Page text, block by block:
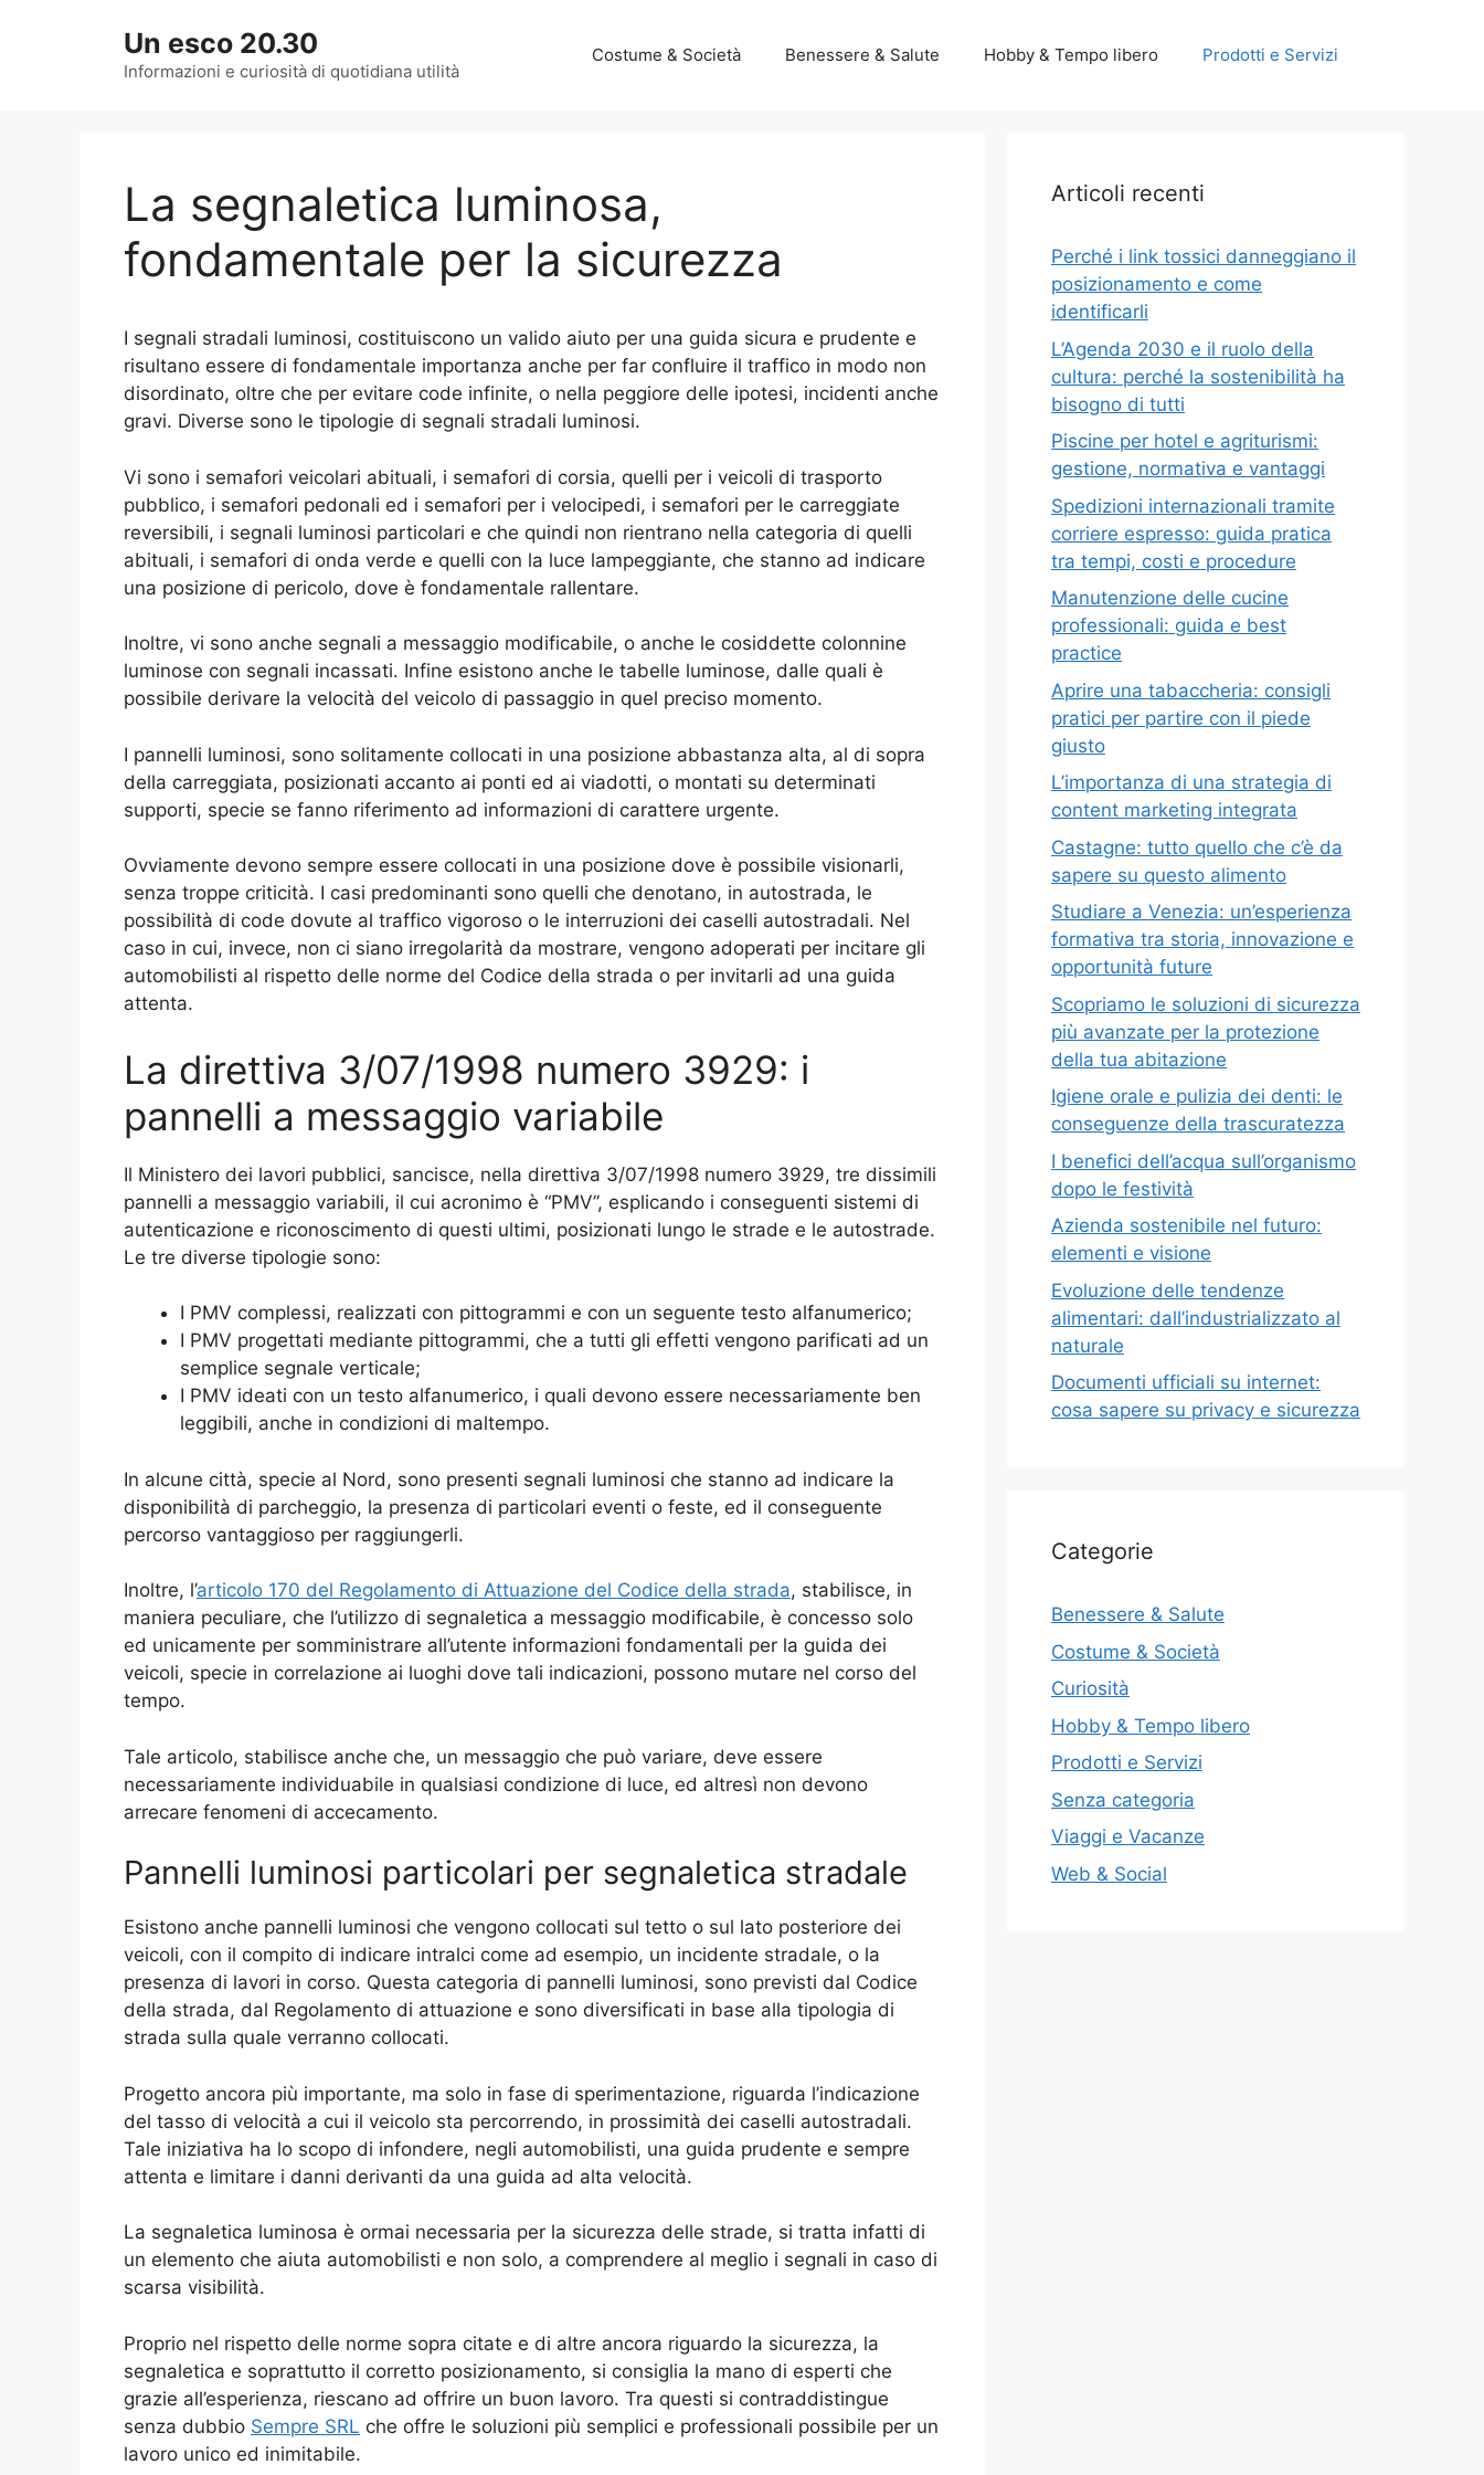
Un esco 20.30
Informazioni e curiosità di quotidiana utilità
Costume & Società Benessere & Salute Hobby & Tempo libero Prodotti e Servizi
La segnaletica luminosa,
fondamentale per la sicurezza
I segnali stradali luminosi, costituiscono un valido aiuto per una guida sicura e prudente e
risultano essere di fondamentale importanza anche per far confluire il traffico in modo non
disordinato, oltre che per evitare code infinite, o nella peggiore delle ipotesi, incidenti anche
gravi. Diverse sono le tipologie di segnali stradali luminosi.
Vi sono i semafori veicolari abituali, i semafori di corsia, quelli per i veicoli di trasporto
pubblico, i semafori pedonali ed i semafori per i velocipedi, i semafori per le carreggiate
reversibili, i segnali luminosi particolari e che quindi non rientrano nella categoria di quelli
abituali, i semafori di onda verde e quelli con la luce lampeggiante, che stanno ad indicare
una posizione di pericolo, dove è fondamentale rallentare.
Inoltre, vi sono anche segnali a messaggio modificabile, o anche le cosiddette colonnine
luminose con segnali incassati. Infine esistono anche le tabelle luminose, dalle quali è
possibile derivare la velocità del veicolo di passaggio in quel preciso momento.
I pannelli luminosi, sono solitamente collocati in una posizione abbastanza alta, al di sopra
della carreggiata, posizionati accanto ai ponti ed ai viadotti, o montati su determinati
supporti, specie se fanno riferimento ad informazioni di carattere urgente.
Ovviamente devono sempre essere collocati in una posizione dove è possibile visionarli,
senza troppe criticità. I casi predominanti sono quelli che denotano, in autostrada, le
possibilità di code dovute al traffico vigoroso o le interruzioni dei caselli autostradali. Nel
caso in cui, invece, non ci siano irregolarità da mostrare, vengono adoperati per incitare gli
automobilisti al rispetto delle norme del Codice della strada o per invitarli ad una guida
attenta.
La direttiva 3/07/1998 numero 3929: i
pannelli a messaggio variabile
Il Ministero dei lavori pubblici, sancisce, nella direttiva 3/07/1998 numero 3929, tre dissimili
pannelli a messaggio variabili, il cui acronimo è “PMV”, esplicando i conseguenti sistemi di
autenticazione e riconoscimento di questi ultimi, posizionati lungo le strade e le autostrade.
Le tre diverse tipologie sono:
I PMV complessi, realizzati con pittogrammi e con un seguente testo alfanumerico;
I PMV progettati mediante pittogrammi, che a tutti gli effetti vengono parificati ad un
semplice segnale verticale;
I PMV ideati con un testo alfanumerico, i quali devono essere necessariamente ben
leggibili, anche in condizioni di maltempo.
In alcune città, specie al Nord, sono presenti segnali luminosi che stanno ad indicare la
disponibilità di parcheggio, la presenza di particolari eventi o feste, ed il conseguente
percorso vantaggioso per raggiungerli.
Inoltre, l’articolo 170 del Regolamento di Attuazione del Codice della strada, stabilisce, in
maniera peculiare, che l’utilizzo di segnaletica a messaggio modificabile, è concesso solo
ed unicamente per somministrare all’utente informazioni fondamentali per la guida dei
veicoli, specie in correlazione ai luoghi dove tali indicazioni, possono mutare nel corso del
tempo.
Tale articolo, stabilisce anche che, un messaggio che può variare, deve essere
necessariamente individuabile in qualsiasi condizione di luce, ed altresì non devono
arrecare fenomeni di accecamento.
Pannelli luminosi particolari per segnaletica stradale
Esistono anche pannelli luminosi che vengono collocati sul tetto o sul lato posteriore dei
veicoli, con il compito di indicare intralci come ad esempio, un incidente stradale, o la
presenza di lavori in corso. Questa categoria di pannelli luminosi, sono previsti dal Codice
della strada, dal Regolamento di attuazione e sono diversificati in base alla tipologia di
strada sulla quale verranno collocati.
Progetto ancora più importante, ma solo in fase di sperimentazione, riguarda l’indicazione
del tasso di velocità a cui il veicolo sta percorrendo, in prossimità dei caselli autostradali.
Tale iniziativa ha lo scopo di infondere, negli automobilisti, una guida prudente e sempre
attenta e limitare i danni derivanti da una guida ad alta velocità.
La segnaletica luminosa è ormai necessaria per la sicurezza delle strade, si tratta infatti di
un elemento che aiuta automobilisti e non solo, a comprendere al meglio i segnali in caso di
scarsa visibilità.
Proprio nel rispetto delle norme sopra citate e di altre ancora riguardo la sicurezza, la
segnaletica e soprattutto il corretto posizionamento, si consiglia la mano di esperti che
grazie all’esperienza, riescano ad offrire un buon lavoro. Tra questi si contraddistingue
senza dubbio Sempre SRL che offre le soluzioni più semplici e professionali possibile per un
lavoro unico ed inimitabile.
Articoli recenti
Perché i link tossici danneggiano il
posizionamento e come
identificarli
L’Agenda 2030 e il ruolo della
cultura: perché la sostenibilità ha
bisogno di tutti
Piscine per hotel e agriturismi:
gestione, normativa e vantaggi
Spedizioni internazionali tramite
corriere espresso: guida pratica
tra tempi, costi e procedure
Manutenzione delle cucine
professionali: guida e best
practice
Aprire una tabaccheria: consigli
pratici per partire con il piede
giusto
L’importanza di una strategia di
content marketing integrata
Castagne: tutto quello che c’è da
sapere su questo alimento
Studiare a Venezia: un’esperienza
formativa tra storia, innovazione e
opportunità future
Scopriamo le soluzioni di sicurezza
più avanzate per la protezione
della tua abitazione
Igiene orale e pulizia dei denti: le
conseguenze della trascuratezza
I benefici dell’acqua sull’organismo
dopo le festività
Azienda sostenibile nel futuro:
elementi e visione
Evoluzione delle tendenze
alimentari: dall’industrializzato al
naturale
Documenti ufficiali su internet:
cosa sapere su privacy e sicurezza
Categorie
Benessere & Salute
Costume & Società
Curiosità
Hobby & Tempo libero
Prodotti e Servizi
Senza categoria
Viaggi e Vacanze
Web & Social